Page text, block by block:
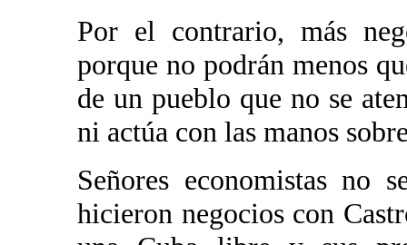
Por el contrario, más
porque no podrán menos
de un pueblo que no se
ni actúa con las manos
Señores economistas no
hicieron negocios con